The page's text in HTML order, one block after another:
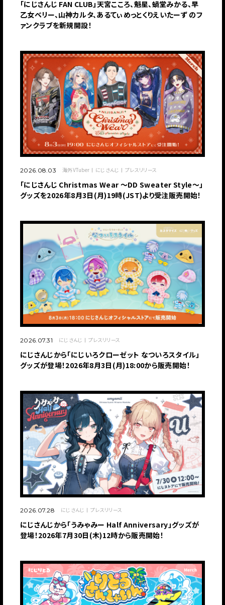
「にじさんじ FAN CLUB」天宮こころ、魁星、蝸堂みかる、早
乙女ベリー、山神カルタ、あるてぃめっとくりえいたーず のフ
ァンクラブを新規開設！
2026.08.03 海外VTuber にじさんじ プレスリリース
「にじさんじ Christmas Wear 〜DD Sweater Style〜」
グッズを2026年8月3日(月)19時(JST)より受注販売開始！
2026.07.31 にじさんじ プレスリリース
にじさんじから「にじいろクローゼット なついろスタイル」
グッズが登場！2026年8月3日(月)18:00から販売開始！
2026.07.28 にじさんじ プレスリリース
にじさんじから「うみゃみー Half Anniversary」グッズが
登場！2026年7月30日(木)12時から販売開始！